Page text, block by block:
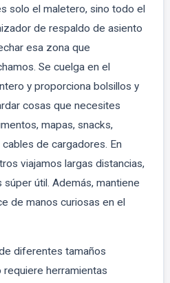
solo el maletero, sino todo el
de respaldo de asiento
esa zona que
Se cuelga en el
y proporciona bolsillos y
cosas que necesites
mapas, snacks,
de cargadores. En
viajamos largas distancias,
útil. Además, mantiene
de manos curiosas en el
diferentes tamaños
requiere herramientas